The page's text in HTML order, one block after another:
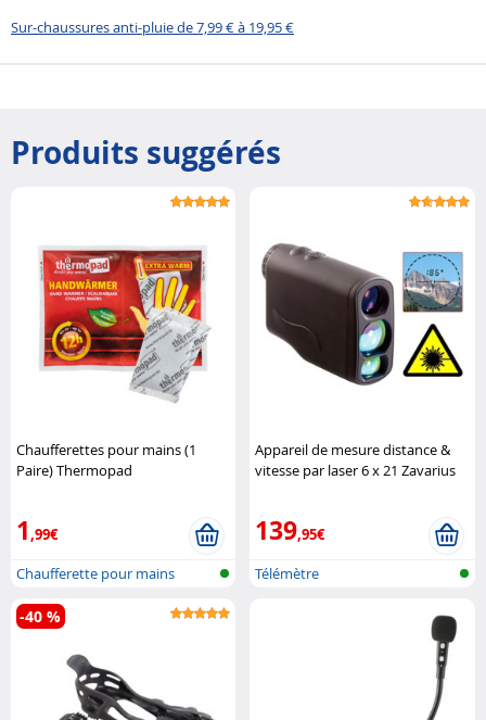
Sur-chaussures anti-pluie de 7,99 € à 19,95 €
Produits suggérés
Chaufferettes pour mains (1
Paire) Thermopad
1,99€
Chaufferette pour mains
Appareil de mesure distance &
vitesse par laser 6 x 21 Zavarius
139,95€
Télémètre
-40 %